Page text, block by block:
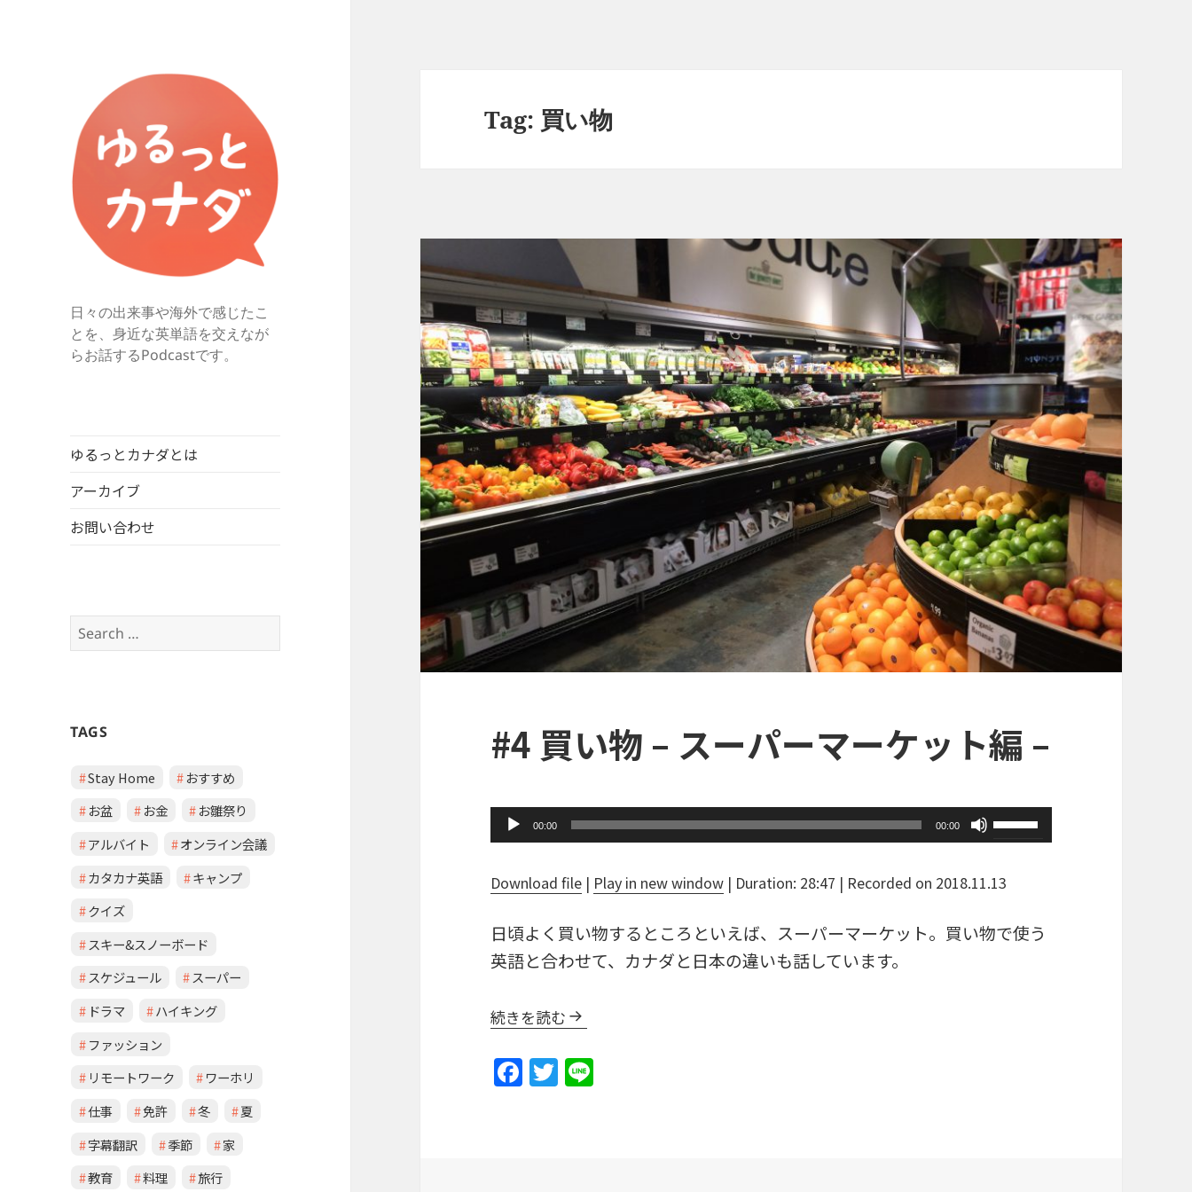
日々の出来事や海外で感じたこ
とを、身近な英単語を交えなが
らお話するPodcastです。
ゆるっとカナダとは
アーカイブ
お問い合わせ
Search
for:
TAGS
Stay Home
おすすめ
お盆
お金
お雛祭り
アルバイト
オンライン会議
カタカナ英語
キャンプ
クイズ
スキー&スノーボード
スケジュール
スーパー
ドラマ
ハイキング
ファッション
リモートワーク
ワーホリ
仕事
免許 冬
夏
字幕翻訳
季節
家
教育
料理 旅行
Tag: 買い物
#4 買い物 – スーパーマーケット編 –
Audio
Player
00:00 00:00
Use
Up/Down
Arrow
to
Download file | Play in new window | Duration: 28:47 | Recorded on 2018.11.13
日頃よく買い物するところといえば、スーパーマーケット。買い物で使う
英語と合わせて、カナダと日本の違いも話しています。
続きを読む
F
a
T
w